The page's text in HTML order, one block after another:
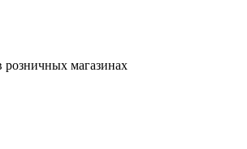
розничных магазинах